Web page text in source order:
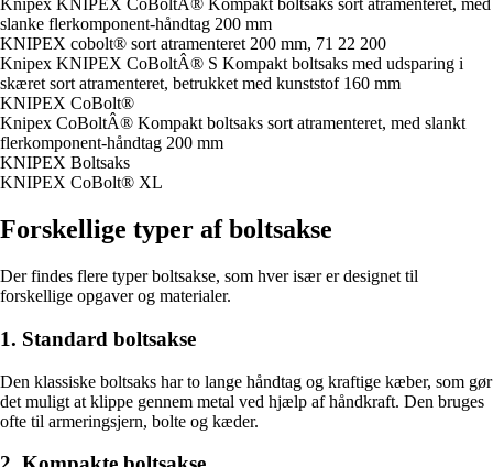
Knipex KNIPEX CoBoltÂ® Kompakt boltsaks sort atramenteret, med
slanke flerkomponent-håndtag 200 mm
KNIPEX cobolt® sort atramenteret 200 mm, 71 22 200
Knipex KNIPEX CoBoltÂ® S Kompakt boltsaks med udsparing i
skæret sort atramenteret, betrukket med kunststof 160 mm
KNIPEX CoBolt®
Knipex CoBoltÂ® Kompakt boltsaks sort atramenteret, med slankt
flerkomponent-håndtag 200 mm
KNIPEX Boltsaks
KNIPEX CoBolt® XL
Forskellige typer af boltsakse
Der findes flere typer boltsakse, som hver især er designet til
forskellige opgaver og materialer.
1. Standard boltsakse
Den klassiske boltsaks har to lange håndtag og kraftige kæber, som gør
det muligt at klippe gennem metal ved hjælp af håndkraft. Den bruges
ofte til armeringsjern, bolte og kæder.